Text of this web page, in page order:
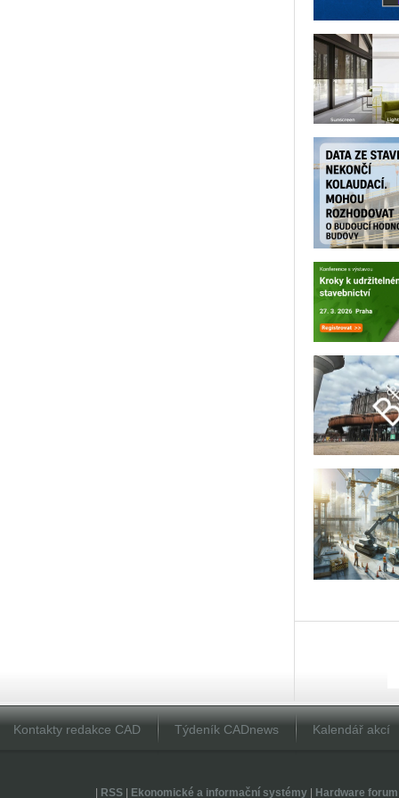
Kontakty redakce CAD Týdeník CADnews Kalendář akcí
RSS| Ekonomické a informační systémy| Hardware forum